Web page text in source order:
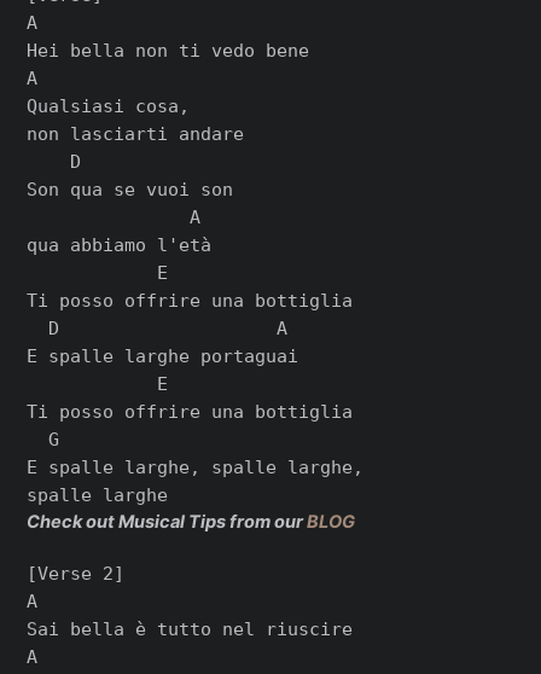
A
Hei bella non ti vedo bene
A
Qualsiasi cosa,
non lasciarti andare
    D
Son qua se vuoi son
               A
qua abbiamo l'età
            E
Ti posso offrire una bottiglia
  D                    A
E spalle larghe portaguai
            E
Ti posso offrire una bottiglia
  G
E spalle larghe, spalle larghe,
Check out Musical Tips from ourBLOG
[Verse 2]
A
Sai bella è tutto nel riuscire
A